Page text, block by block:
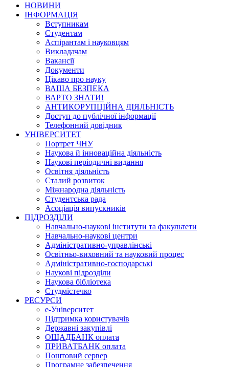
НОВИНИ
ІНФОРМАЦІЯ
Вступникам
Студентам
Аспірантам і науковцям
Викладачам
Вакансії
Документи
Цікаво про науку
ВАША БЕЗПЕКА
ВАРТО ЗНАТИ!
АНТИКОРУПЦІЙНА ДІЯЛЬНІСТЬ
Доступ до публічної інформації
Телефонний довідник
УНІВЕРСИТЕТ
Портрет ЧНУ
Наукова й інноваційна діяльність
Наукові періодичні видання
Освітня діяльність
Сталий розвиток
Міжнародна діяльність
Студентська рада
Асоціація випускників
ПІДРОЗДІЛИ
Навчально-наукові інститути та факультети
Навчально-наукові центри
Адміністративно-управлінські
Освітньо-виховний та науковий процес
Адміністративно-господарські
Наукові підрозділи
Наукова бібліотека
Студмістечко
РЕСУРСИ
е-Університет
Підтримка користувачів
Державні закупівлі
ОЩАДБАНК оплата
ПРИВАТБАНК оплата
Поштовий сервер
Програмне забезпечення